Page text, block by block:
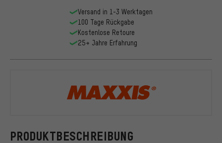
PRODUKTBESCHREIBUNG
Versand in 1-3 Werktagen
100 Tage Rückgabe
Kostenlose Retoure
25+ Jahre Erfahrung